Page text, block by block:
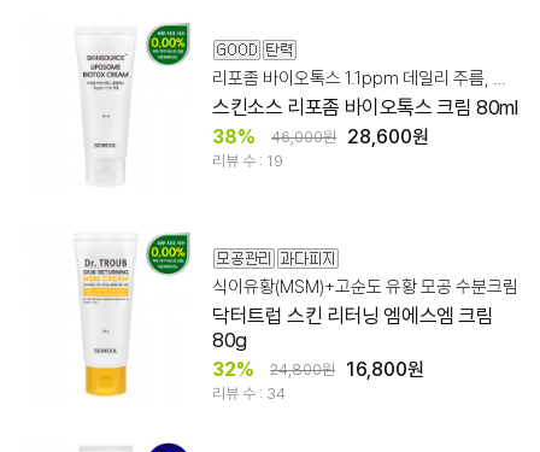
리포좀 바이오톡스 1.1ppm 데일리 주름, 탄력 케어!
스킨소스 리포좀 바이오톡스 크림 80ml
38% 46,000원 28,600원
리뷰 수 : 19
식이유황(MSM)+고순도 유황 모공 수분크림
닥터트럽 스킨 리터닝 엠에스엠 크림
80g
32% 24,800원 16,800원
리뷰 수 : 34